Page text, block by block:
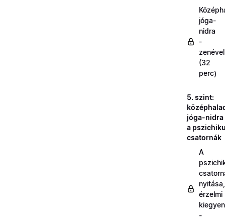
jóga-
nidra
-
zenével
(32
perc)
5. szint:
jóga-nidra
a
csatornák
A
nyitása,
érzelmi
-